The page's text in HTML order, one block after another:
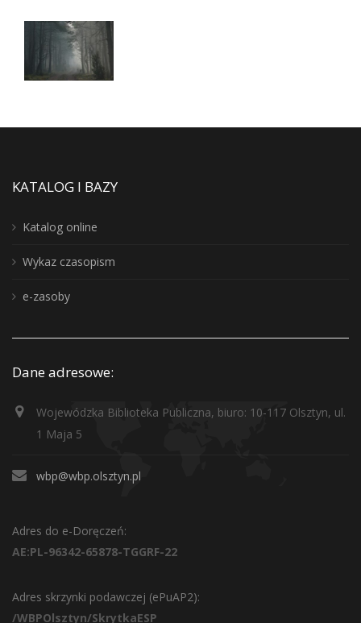
KATALOG I BAZY
Katalog online
Wykaz czasopism
e-zasoby
Dane adresowe:
Wojewódzka Biblioteka Publiczna, biuro: 10-117 Olsztyn, ul.
1 Maja 5
wbp@wbp.olsztyn.pl
Adres do e-Doręczeń:
AE:PL-96342-65878-TGGRF-22
Adres skrzynki podawczej (ePuAP2):
/WBPOlsztyn/SkrytkaESP